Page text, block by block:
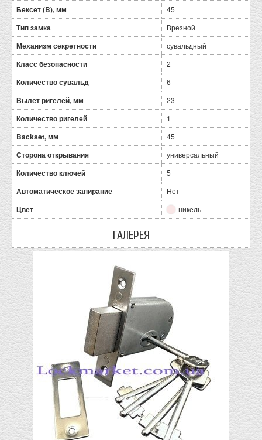
Бексет (B), мм 45
Тип замка Врезной
Механизм секретности сувальдный
Класс безопасности 2
Количество сувальд 6
Вылет ригелей, мм 23
Количество ригелей 1
Backset, мм 45
Сторона открывания универсальный
Количество ключей 5
Автоматическое запирание Нет
Цвет никель
ГАЛЕРЕЯ